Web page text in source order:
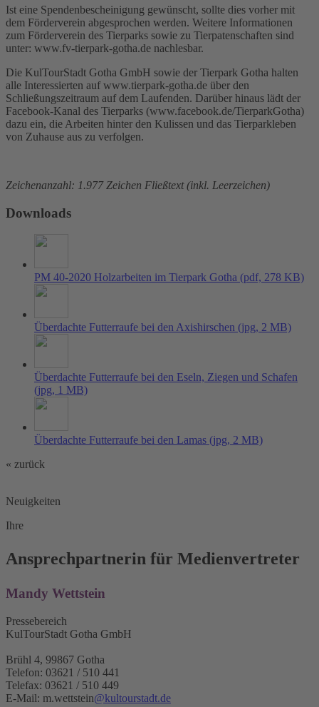
Ist eine Spendenbescheinigung gewünscht, sollte dies vorher mit
dem Förderverein abgesprochen werden. Weitere Informationen
zum Förderverein des Tierparks sowie zu Tierpatenschaften sind
unter: www.fv-tierpark-gotha.de nachlesbar.
Die KulTourStadt Gotha GmbH sowie der Tierpark Gotha halten
alle Interessierten auf www.tierpark-gotha.de über den
Schließungszeitraum auf dem Laufenden. Darüber hinaus lädt der
Facebook-Kanal des Tierparks (www.facebook.de/TierparkGotha)
dazu ein, die Arbeiten hinter den Kulissen und das Tierparkleben
von Zuhause aus zu verfolgen.
Zeichenanzahl: 1.977 Zeichen Fließtext (inkl. Leerzeichen)
Downloads
PM 40-2020 Holzarbeiten im Tierpark Gotha (pdf, 278 KB)
Überdachte Futterraufe bei den Axishirschen (jpg, 2 MB)
Überdachte Futterraufe bei den Eseln, Ziegen und Schafen
(jpg, 1 MB)
Überdachte Futterraufe bei den Lamas (jpg, 2 MB)
« zurück
Neuigkeiten
Ihre
Ansprechpartnerin für Medienvertreter
Mandy Wettstein
Pressebereich
KulTourStadt Gotha GmbH
Brühl 4, 99867 Gotha
Telefon: 03621 / 510 441
Telefax: 03621 / 510 449
E-Mail: m.wettstein@kultourstadt.de